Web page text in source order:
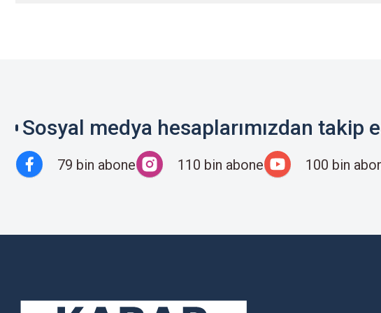
Sosyal medya hesaplarımızdan takip
79 bin abone 110 bin abone 100 bin